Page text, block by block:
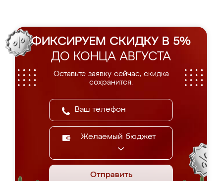
ФИКСИРУЕМ СКИДКУ В 5%
ДО КОНЦА АВГУСТА
Оставьте заявку сейчас, скидка
сохранится.
Желаемый бюджет
Отправить